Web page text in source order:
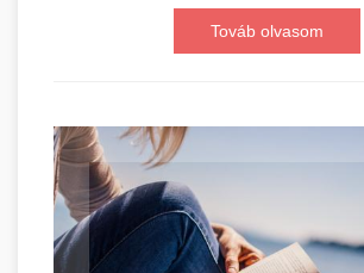
Továb olvasom